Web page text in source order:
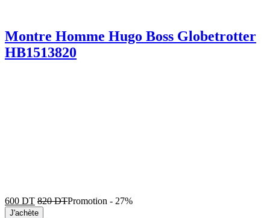
Montre Homme Hugo Boss Globetrotter
HB1513820
600 DT 820DTPromotion - 27%
J'achète